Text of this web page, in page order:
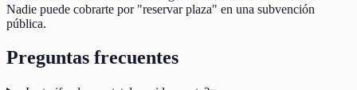
Nadie puede cobrarte por "reservar plaza" en una subvención
pública.
Preguntas frecuentes